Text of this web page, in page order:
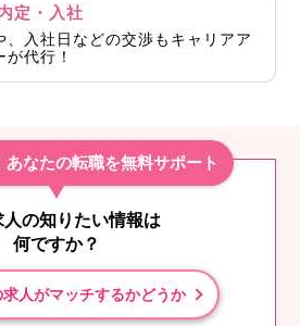
定・入社
、入社日などの交渉もキャリアア
が代行！
あなたの転職を無料サポート
人の知りたい情報は
何ですか？
求人がマッチするかどうか